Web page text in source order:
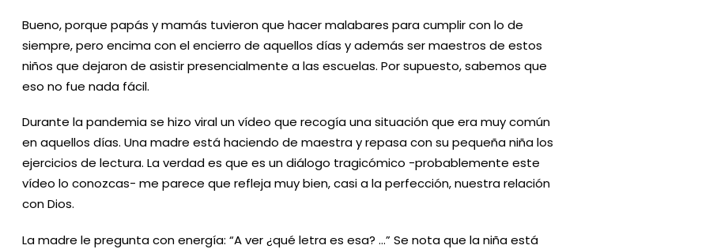
Bueno, porque papás y mamás tuvieron que hacer malabares para cumplir con lo de
siempre, pero encima con el encierro de aquellos días y además ser maestros de estos
niños que dejaron de asistir presencialmente a las escuelas. Por supuesto, sabemos que
eso no fue nada fácil.
Durante la pandemia se hizo viral un vídeo que recogía una situación que era muy común
en aquellos días. Una madre está haciendo de maestra y repasa con su pequeña niña los
ejercicios de lectura. La verdad es que es un diálogo tragicómico -probablemente este
vídeo lo conozcas- me parece que refleja muy bien, casi a la perfección, nuestra relación
con Dios.
La madre le pregunta con energía: “A ver ¿qué letra es esa? …” Se nota que la niña está